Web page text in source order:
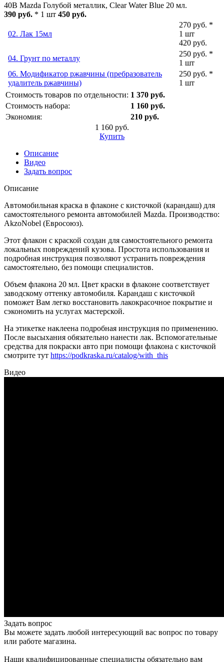
40B Mazda Голубой металлик, Clear Water Blue 20 мл.
390 руб. * 1 шт 450 руб.
02. Лак 15мл
270 руб. *
1 шт
420 руб.
04. Грунт по металлу
250 руб. *
1 шт
06. Модификатор ржавчины (пребразователь
удалитель ржавчины)
250 руб. *
1 шт
Стоимость товаров по отдельности: 1 370 руб.
Стоимость набора:
1 160 руб.
Экономия:
210 руб.
1 160 руб.
Купить
Описание
Видео
Задать вопрос
Описание
Автомобильная краска в флаконе с кисточкой (карандаш) для
самостоятельного ремонта автомобилей Mazda. Производство:
AkzoNobel (Евросоюз).
Этот флакон с краской создан для самостоятельного ремонта
локальных повреждений кузова. Простота использования и
подробная инструкция позволяют устранить повреждения
самостоятельно, без помощи специалистов.
Объем флакона 20 мл. Цвет краски в флаконе соответствует
заводскому оттенку автомобиля. Карандаш с кисточкой
поможет Вам легко восстановить лакокрасочное покрытие и
сэкономить на услугах мастерской.
На этикетке наклеена подробная инструкция по применению.
После высыхания обязательно нанести лак. Вспомогательные
средства для покраски авто при помощи флакона с кисточкой
смотрите тут https://podkraska.ru/catalog/with_this
Видео
Задать вопрос
Вы можете задать любой интересующий вас вопрос по товару
или работе магазина.
Наши квалифицированные специалисты обязательно вам